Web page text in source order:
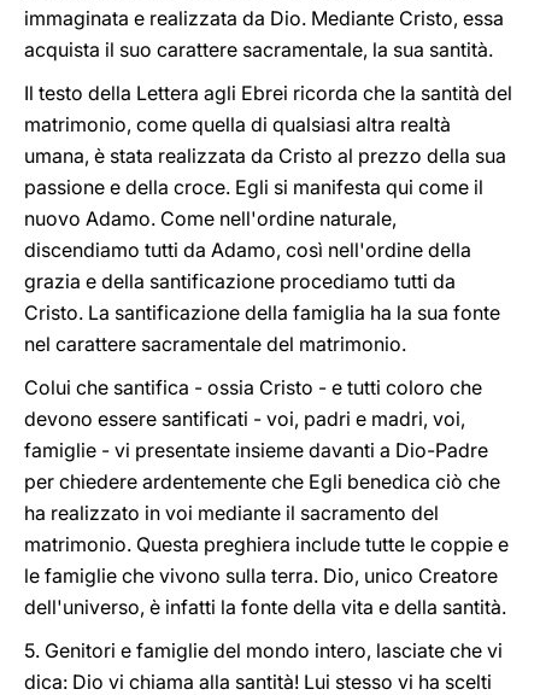
immaginata e realizzata da Dio. Mediante Cristo, essa
acquista il suo carattere sacramentale, la sua santità.
Il testo della Lettera agli Ebrei ricorda che la santità del
matrimonio, come quella di qualsiasi altra realtà
umana, è stata realizzata da Cristo al prezzo della sua
passione e della croce. Egli si manifesta qui come il
nuovo Adamo. Come nell'ordine naturale,
discendiamo tutti da Adamo, così nell'ordine della
grazia e della santificazione procediamo tutti da
Cristo. La santificazione della famiglia ha la sua fonte
nel carattere sacramentale del matrimonio.
Colui che santifica - ossia Cristo - e tutti coloro che
devono essere santificati - voi, padri e madri, voi,
famiglie - vi presentate insieme davanti a Dio-Padre
per chiedere ardentemente che Egli benedica ciò che
ha realizzato in voi mediante il sacramento del
matrimonio. Questa preghiera include tutte le coppie e
le famiglie che vivono sulla terra. Dio, unico Creatore
dell'universo, è infatti la fonte della vita e della santità.
5. Genitori e famiglie del mondo intero, lasciate che vi
dica: Dio vi chiama alla santità! Lui stesso vi ha scelti